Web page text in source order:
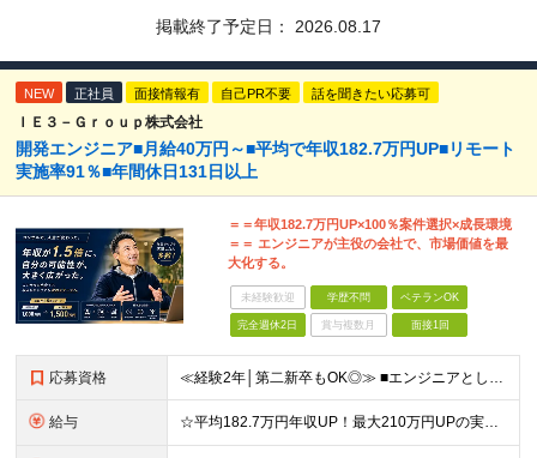
掲載終了予定日： 2026.08.17
NEW 正社員 面接情報有 自己PR不要 話を聞きたい応募可
ＩＥ３－Ｇｒｏｕｐ株式会社
開発エンジニア■月給40万円～■平均で年収182.7万円UP■リモート
実施率91％■年間休⽇131⽇以上
＝＝年収182.7万円UP×100％案件選択×成長環境
＝＝ エンジニアが主役の会社で、市場価値を最
大化する。
未経験歓迎 学歴不問 ベテランOK
完全週休2日 賞与複数月 面接1回
応募資格 ≪経験2年│第二新卒もOK◎≫ ■エンジニアとして実務経験をお持ちの方（2年以上） ■学歴不問 ＼意欲重視の採用です／ 「経歴に自信がない」という方も、 "今後挑戦したいこと""スキルアップしたいこ
給与 ☆平均182.7万円年収UP！最大210万円UPの実績もあり ☆スキルにより月給100万円スタートも可能◎ 月給40万円～100万円＋決算賞与＋各種手当 ～給与イメージ～ ■経験2年以上…月給40